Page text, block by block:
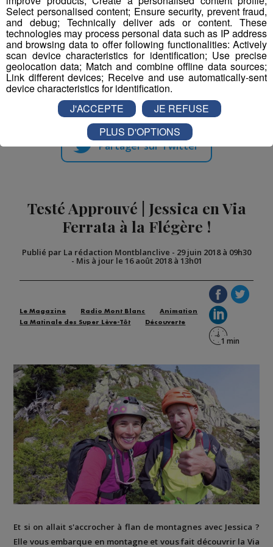
en ski!
Partager sur Facebook
Partager sur Twitter
Testé Approuvé | Jessica en Via
Ferrata à la Flégère !
Publié par La rédaction Montblanclive - 29 juin 2018 à 09h30
- Mis à jour le 16 août 2018 à 13h01
Le Magazine Radio Mont Blanc
Animation
La Matinale des Super Lève-Tôt
Découverte
Et si on allait s'accrocher à flan de montagnes avec Jessica ?
Elle vous embarque en montagne et vous fait découvrir la Via
Select personalised content; Ensure security, prevent fraud,
and debug; Technically deliver ads or content. These
technologies may process personal data such as IP address
and browsing data to offer following functionalities: Actively
scan device characteristics for identification; Use precise
geolocation data; Match and combine offline data sources;
Link different devices; Receive and use automatically-sent
device characteristics for identification.
J'ACCEPTE
JE REFUSE
PLUS D'OPTIONS